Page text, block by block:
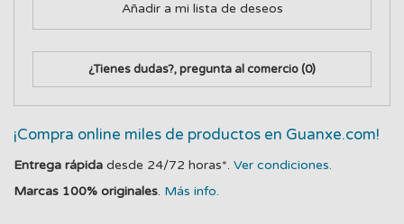
Añadir a mi lista de deseos
¿Tienes dudas?, pregunta al comercio(0)
¡Compra online miles de productos en Guanxe.com!
Entrega rápida desde 24/72 horas*. Ver condiciones.
Marcas 100% originales. Más info.